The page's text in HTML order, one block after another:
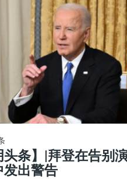
头条】|拜登在告别
发出警告